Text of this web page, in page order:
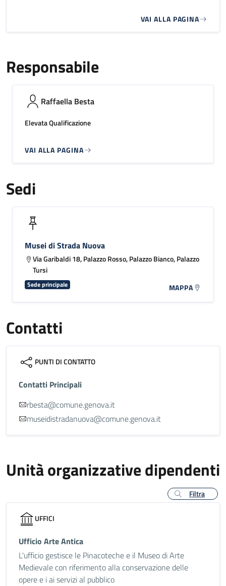
VAI ALLA PAGINA
Responsabile
Raffaella Besta
Elevata Qualificazione
VAI ALLA PAGINA
Sedi
Musei di Strada Nuova
Via Garibaldi 18, Palazzo Rosso, Palazzo Bianco, Palazzo
Tursi
Sede principale MAPPA
Contatti
PUNTI DI CONTATTO
Contatti Principali
rbesta@comune.genova.it
museidistradanuova@comune.genova.it
Unità organizzative dipendenti
Filtra
UFFICI
Ufficio Arte Antica
L'ufficio gestisce le Pinacoteche e il Museo di Arte
Medievale con riferimento alla conservazione delle
opere e i ai servizi al pubblico